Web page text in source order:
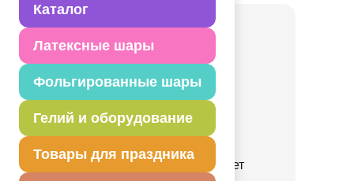
Каталог
Латексные шары
Фольгированные шары
Гелий и оборудование
Товары для праздника
Конверт д/денег Совет